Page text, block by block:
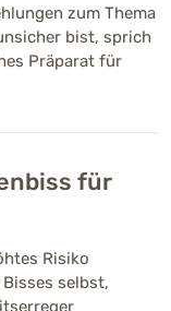
zum Thema
bist, sprich
Präparat für
für
Risiko
selbst,